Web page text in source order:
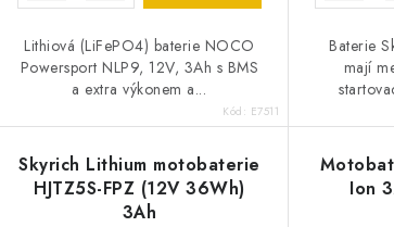
Lithiová (LiFePO4) baterie NOCO
Powersport NLP9, 12V, 3Ah s BMS
a extra výkonem a...
Kód: E7511
Baterie
mají
Skyrich Lithium motobaterie
HJTZ5S-FPZ (12V 36Wh)
3Ah
Ion